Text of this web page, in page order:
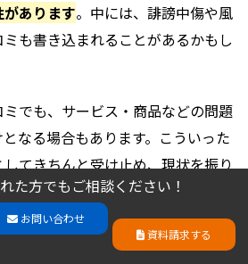
た方でもご相談ください！
お問い合わせ 資料請求する
あります。中には、誹謗中傷や風
も書き込まれることがあるかもし
でも、サービス・商品などの問題
なる場合もあります。こういった
てきちんと受け止め、現状を振り
いかなければなりません。
受け止め方をされたことで怒りを
た方でもご相談ください！
お問い合わせ
資料請求する